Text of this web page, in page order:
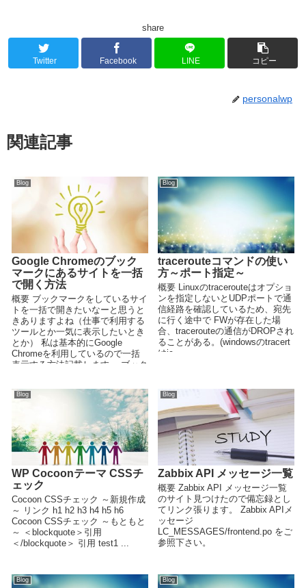
share
Twitter Facebook LINE コピー
personalwp
関連記事
Blog
Google Chromeのブック
マークにあるサイトを一括
で開く方法
概要 ブックマークをしているサイ
トを一括で開きたいなーと思うと
きありますよね（仕事で利用する
ツールとか一気に表示したいとき
とか） 私は基本的にGoogle
Chromeを利用しているので一括
表示する方法記載します。 ブック
Blog
tracerouteコマンドの使い
方～ポート指定～
概要 Linuxのtracerouteはオプショ
ンを指定しないとUDPポートで通
信経路を確認しているため、宛先
に行く途中で FWが存在した場
合、tracerouteの通信がDROPされ
ることがある。(windowsのtracert
はic...
Blog
WP Cocoonテーマ CSSチ
ェック
Cocoon CSSチェック ～新規作成
～ リンク h1 h2 h3 h4 h5 h6
Cocoon CSSチェック ～もともと
～ ＜blockquote＞引用
＜/blockquote＞ 引用 test1 ...
Blog
Zabbix API メッセージ一覧
概要 Zabbix API メッセージ一覧
のサイト見つけたので備忘録とし
てリンク張ります。 Zabbix APIメ
ッセージ
LC_MESSAGES/frontend.po をご
参照下さい。
Blog Blog